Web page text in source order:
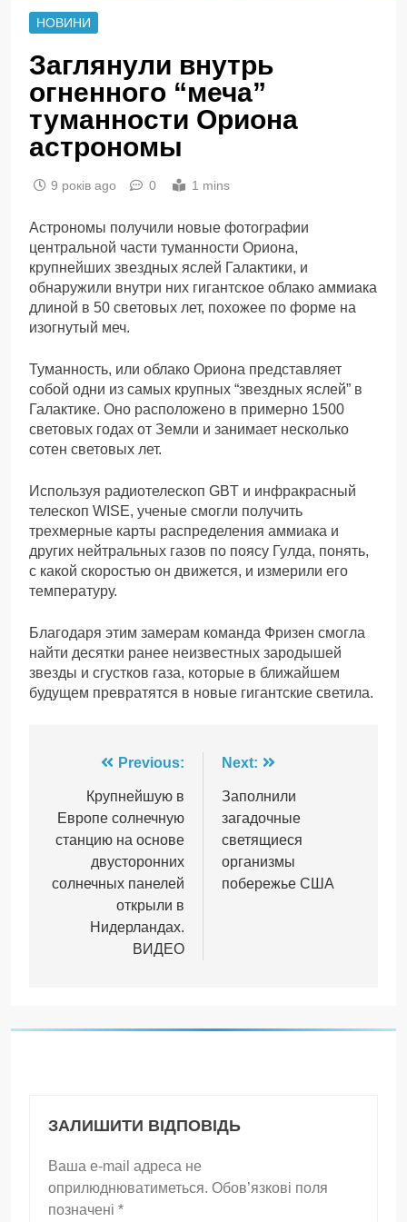
НОВИНИ
Заглянули внутрь
огненного “меча”
туманности Ориона
астрономы
9 років ago 0 1 mins
Астрономы получили новые фотографии
центральной части туманности Ориона,
крупнейших звездных яслей Галактики, и
обнаружили внутри них гигантское облако аммиака
длиной в 50 световых лет, похожее по форме на
изогнутый меч.
Туманность, или облако Ориона представляет
собой одни из самых крупных “звездных яслей” в
Галактике. Оно расположено в примерно 1500
световых годах от Земли и занимает несколько
сотен световых лет.
Используя радиотелескоп GBT и инфракрасный
телескоп WISE, ученые смогли получить
трехмерные карты распределения аммиака и
других нейтральных газов по поясу Гулда, понять,
с какой скоростью он движется, и измерили его
температуру.
Благодаря этим замерам команда Фризен смогла
найти десятки ранее неизвестных зародышей
звезды и сгустков газа, которые в ближайшем
будущем превратятся в новые гигантские светила.
Навігація
записів
Previous:
Крупнейшую в
Европе солнечную
станцию на основе
двусторонних
солнечных панелей
открыли в
Нидерландах.
ВИДЕО
Next:
Заполнили
загадочные
светящиеся
организмы
побережье США
ЗАЛИШИТИ ВІДПОВІДЬ
Ваша e-mail адреса не
оприлюднюватиметься. Обов’язкові поля
позначені *